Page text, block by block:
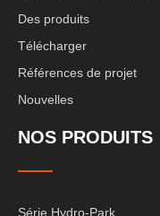
Des produits
Télécharger
Références de projet
Nouvelles
NOS PRODUITS
Série Hydro-Park